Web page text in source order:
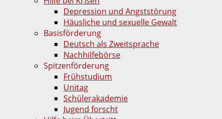
Depression und Angststörung
Häusliche und sexuelle Gewalt
Basisförderung
Deutsch als Zweitsprache
Nachhilfebörse
Spitzenförderung
Frühstudium
Unitag
Schülerakademie
Jugend forscht